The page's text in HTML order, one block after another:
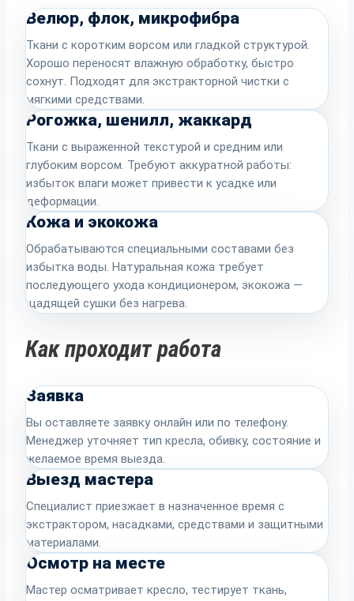
Велюр, флок, микрофибра
Ткани с коротким ворсом или гладкой структурой.
Хорошо переносят влажную обработку, быстро
сохнут. Подходят для экстракторной чистки с
мягкими средствами.
Рогожка, шенилл, жаккард
Ткани с выраженной текстурой и средним или
глубоким ворсом. Требуют аккуратной работы:
избыток влаги может привести к усадке или
деформации.
Кожа и экокожа
Обрабатываются специальными составами без
избытка воды. Натуральная кожа требует
последующего ухода кондиционером, экокожа —
щадящей сушки без нагрева.
Как проходит работа
Заявка
Вы оставляете заявку онлайн или по телефону.
Менеджер уточняет тип кресла, обивку, состояние и
желаемое время выезда.
Выезд мастера
Специалист приезжает в назначенное время с
экстрактором, насадками, средствами и защитными
материалами.
Осмотр на месте
Мастер осматривает кресло, тестирует ткань,